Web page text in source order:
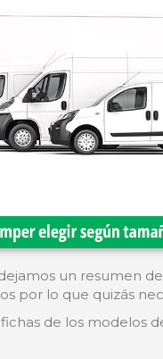
un resumen
por lo que quizás
fichas de los modelos